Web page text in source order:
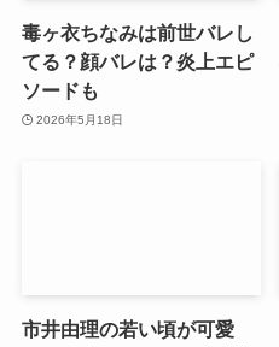
毒ヶ衣ちなみは前世バレし
てる？顔バレは？炎上エピ
ソードも
2026年5月18日
市井由理の若い頃が可愛